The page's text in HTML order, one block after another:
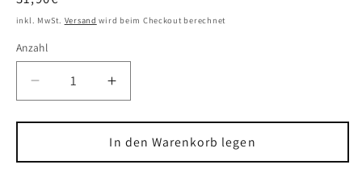
Preis
inkl. MwSt. Versand wird beim Checkout berechnet
Anzahl
Verringere
die
Menge
1x
Erhöhe
die
Menge
für
1x
In den Warenkorb legen